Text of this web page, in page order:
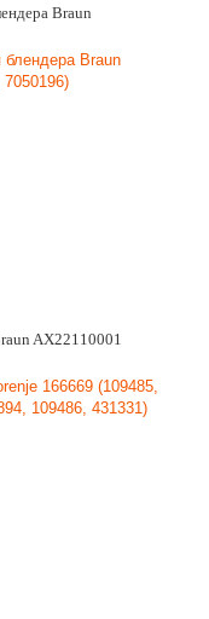
Braun
AX22110001